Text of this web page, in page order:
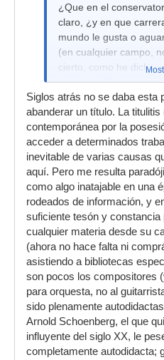
¿Que en el
claro, ¿y en que
mundo le gusta o
(en cualquier campo,
cierto, como he dicho
imprescindible para
porque demuestra
mínimos, si no porque
constancia.
Claro que hay gente
superior y no
pero igualmente hay
psicologos, medicos,
hacer su trabajo. Que
profesor que te ha
ti, o que no te guste, o
no significa que no
de la web no aparece
tengas estudios
Siglos atrás no se daba esta
abanderar un título. La
contemporánea por la
acceder a determinados
inevitable de varias causas
aquí. Pero me resulta
como algo inatajable en una
rodeados de información, y
suficiente tesón y
cualquier materia desde su
(ahora no hace falta ni
asistiendo a bibliotecas
son pocos los compositores
para orquesta, no al
sido plenamente
Arnold Schoenberg, el que
influyente del siglo XX, le
completamente autodidacta;